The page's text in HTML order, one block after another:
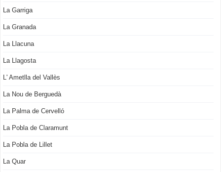
La Garriga
La Granada
La Llacuna
La Llagosta
L' Ametlla del Vallès
La Nou de Berguedà
La Palma de Cervelló
La Pobla de Claramunt
La Pobla de Lillet
La Quar